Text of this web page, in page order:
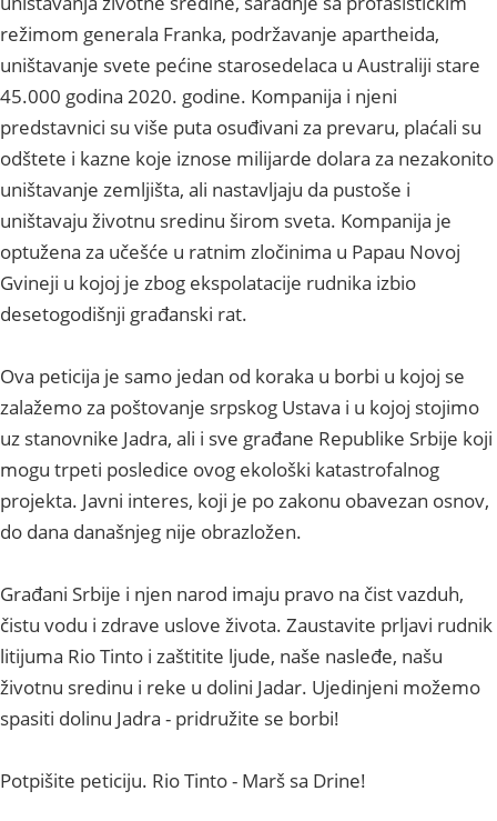
režimom generala Franka, podržavanje apartheida,
uništavanje svete pećine starosedelaca u Australiji stare
45.000 godina 2020. godine. Kompanija i njeni
predstavnici su više puta osuđivani za prevaru, plaćali su
odštete i kazne koje iznose milijarde dolara za nezakonito
uništavanje zemljišta, ali nastavljaju da pustoše i
uništavaju životnu sredinu širom sveta. Kompanija je
optužena za učešće u ratnim zločinima u Papau Novoj
Gvineji u kojoj je zbog ekspolatacije rudnika izbio
desetogodišnji građanski rat.
Ova peticija je samo jedan od koraka u borbi u kojoj se
zalažemo za poštovanje srpskog Ustava i u kojoj stojimo
uz stanovnike Jadra, ali i sve građane Republike Srbije koji
mogu trpeti posledice ovog ekološki katastrofalnog
projekta. Javni interes, koji je po zakonu obavezan osnov,
do dana današnjeg nije obrazložen.
Građani Srbije i njen narod imaju pravo na čist vazduh,
čistu vodu i zdrave uslove života. Zaustavite prljavi rudnik
litijuma Rio Tinto i zaštitite ljude, naše nasleđe, našu
životnu sredinu i reke u dolini Jadar. Ujedinjeni možemo
spasiti dolinu Jadra - pridružite se borbi!
Potpišite peticiju. Rio Tinto - Marš sa Drine!